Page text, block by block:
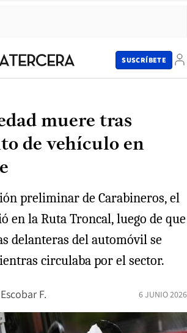
SUSCRÍBETE
muere tras
de vehículo en
preliminar de Carabineros, el
en la Ruta Troncal, luego de que
delanteras del automóvil se
circulaba por el sector.
F. 6 JUNIO 2026